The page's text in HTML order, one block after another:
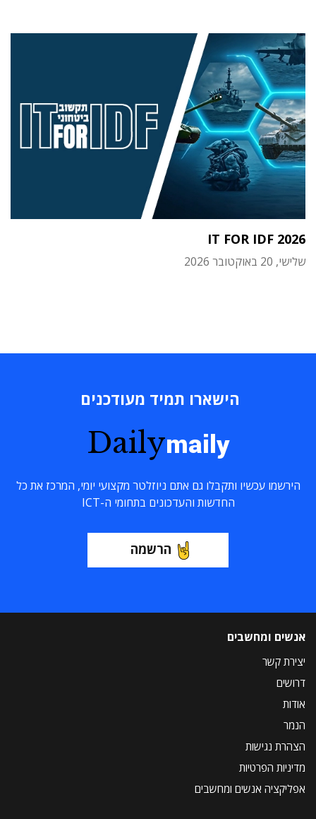
IT FOR IDF 2026
שלישי, 20 באוקטובר 2026
הישארו תמיד מעודכנים
Dailymaily
הירשמו עכשיו ותקבלו גם אתם ניוזלטר מקצועי יומי, המרכז את כל
החדשות והעדכונים בתחומי ה-ICT
הרשמה
אנשים ומחשבים
יצירת קשר
דרושים
אודות
הנמר
הצהרת נגישות
מדיניות הפרטיות
אפליקציה אנשים ומחשבים